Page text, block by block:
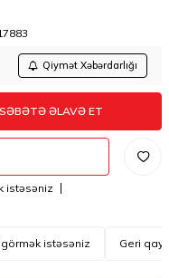
Qiymət Xəbərdarlığı
SƏBƏTƏ ƏLAVƏ ET
istəsəniz
istəsəniz Geri